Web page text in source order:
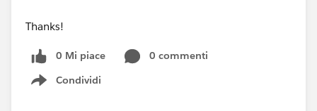
Thanks!
0 Mi piace
0 commenti
Condividi
Show menu